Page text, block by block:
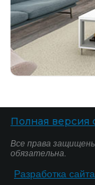
Полная версия
Все права
обязательна.
Разработка сайта